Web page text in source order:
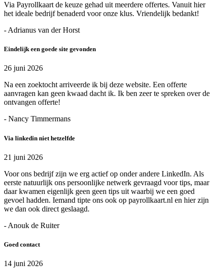
Via Payrollkaart de keuze gehad uit meerdere offertes. Vanuit hier
het ideale bedrijf benaderd voor onze klus. Vriendelijk bedankt!
- Adrianus van der Horst
Eindelijk een goede site gevonden
26 juni 2026
Na een zoektocht arriveerde ik bij deze website. Een offerte
aanvragen kan geen kwaad dacht ik. Ik ben zeer te spreken over de
ontvangen offerte!
- Nancy Timmermans
Via linkedin niet hetzelfde
21 juni 2026
Voor ons bedrijf zijn we erg actief op onder andere LinkedIn. Als
eerste natuurlijk ons persoonlijke netwerk gevraagd voor tips, maar
daar kwamen eigenlijk geen geen tips uit waarbij we een goed
gevoel hadden. Iemand tipte ons ook op payrollkaart.nl en hier zijn
we dan ook direct geslaagd.
- Anouk de Ruiter
Goed contact
14 juni 2026